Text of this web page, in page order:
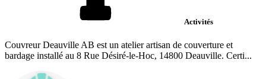
Activités
Couvreur Deauville AB est un atelier artisan de couverture et
bardage installé au 8 Rue Désiré-le-Hoc, 14800 Deauville. Certi...